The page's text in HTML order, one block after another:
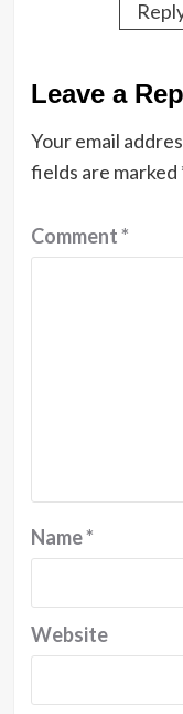
Leave a
Your email
fields are marked
Comment*
Name*
Website